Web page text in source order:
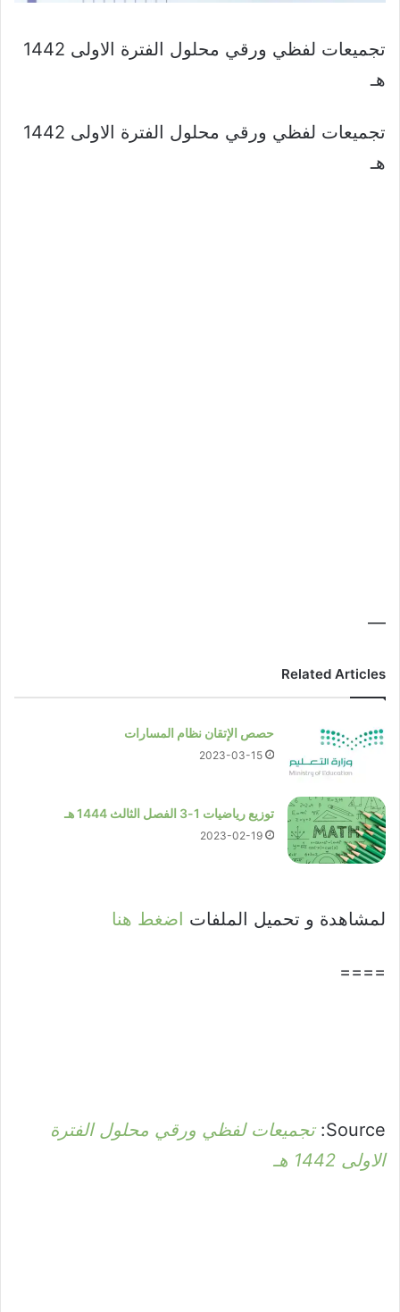
تجميعات لفظي ورقي محلول الفترة الاولى 1442
هـ
تجميعات لفظي ورقي محلول الفترة الاولى 1442
هـ
—
Related Articles
حصص الإتقان نظام المسارات
2023-03-15
توزيع رياضيات 1-3 الفصل الثالث 1444 هـ
2023-02-19
لمشاهدة و تحميل الملفات اضغط هنا
====
Source: تجميعات لفظي ورقي محلول الفترة
الاولى 1442 هـ